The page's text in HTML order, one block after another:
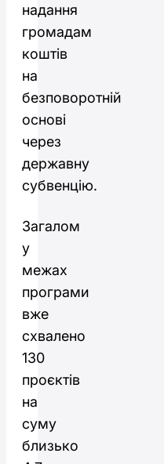
надання
громадам
коштів
на
безповоротній
основі
через
державну
субвенцію.
Загалом
у
межах
програми
вже
схвалено
130
проєктів
на
суму
близько